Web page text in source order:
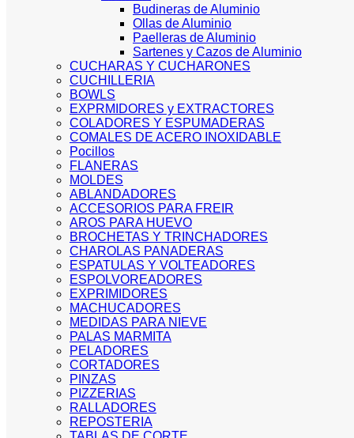
Budineras de Aluminio
Ollas de Aluminio
Paelleras de Aluminio
Sartenes y Cazos de Aluminio
CUCHARAS Y CUCHARONES
CUCHILLERIA
BOWLS
EXPRMIDORES y EXTRACTORES
COLADORES Y ESPUMADERAS
COMALES DE ACERO INOXIDABLE
Pocillos
FLANERAS
MOLDES
ABLANDADORES
ACCESORIOS PARA FREIR
AROS PARA HUEVO
BROCHETAS Y TRINCHADORES
CHAROLAS PANADERAS
ESPATULAS Y VOLTEADORES
ESPOLVOREADORES
EXPRIMIDORES
MACHUCADORES
MEDIDAS PARA NIEVE
PALAS MARMITA
PELADORES
CORTADORES
PINZAS
PIZZERIAS
RALLADORES
REPOSTERIA